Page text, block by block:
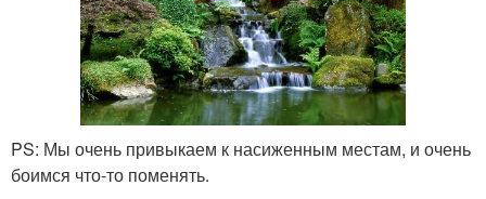
PS: Мы очень привыкаем к насиженным местам, и очень
боимся что-то поменять.